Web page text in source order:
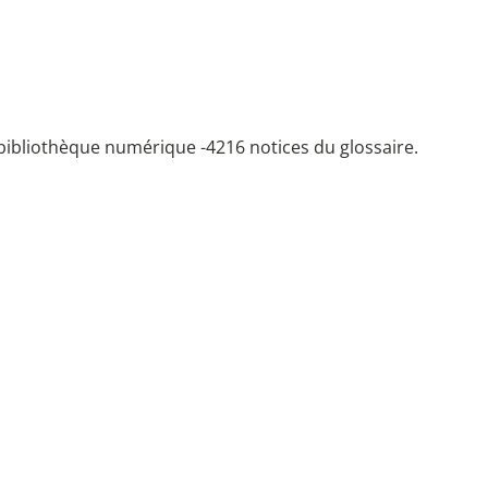
numérique -4216 notices du glossaire.